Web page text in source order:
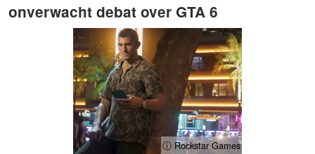
onverwacht debat over GTA 6
ⓘ Rockstar Games